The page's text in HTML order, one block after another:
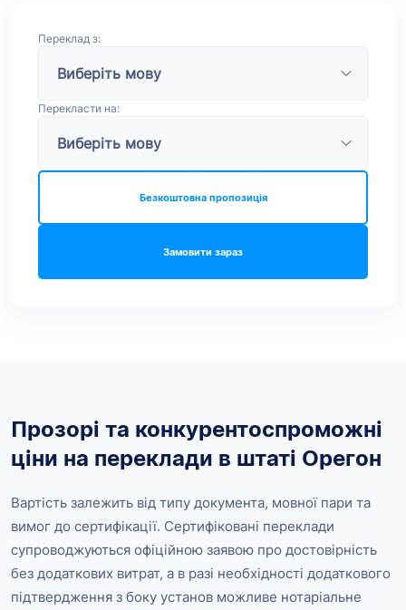
Переклад з:
Перекласти на:
Замовити зараз
Безкоштовна пропозиція
Прозорі та конкурентоспроможні
ціни на переклади в штаті Орегон
Вартість залежить від типу документа, мовної пари та
вимог до сертифікації. Сертифіковані переклади
супроводжуються офіційною заявою про достовірність
без додаткових витрат, а в разі необхідності додаткового
підтвердження з боку установ можливе нотаріальне